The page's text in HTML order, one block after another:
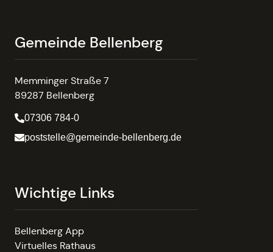
Gemeinde Bellenberg
Memminger Straße 7
89287 Bellenberg
07306 784-0
poststelle@gemeinde-bellenberg.de
Wichtige Links
Bellenberg App
Virtuelles Rathaus